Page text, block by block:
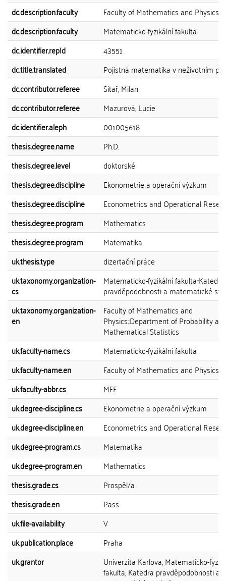
dc.description.faculty
Faculty of Mathematics and Physics
dc.description.faculty
Matematicko-fyzikální fakulta
dc.identifier.repId
43551
dc.title.translated
Pojistná matematika v neživotním
dc.contributor.referee
Sitař, Milan
dc.contributor.referee
Mazurová, Lucie
dc.identifier.aleph
001005618
thesis.degree.name
Ph.D.
thesis.degree.level
doktorské
thesis.degree.discipline
Ekonometrie a operační výzkum
thesis.degree.discipline
Econometrics and Operational
thesis.degree.program
Mathematics
thesis.degree.program
Matematika
uk.thesis.type
dizertační práce
uk.taxonomy.organization-
cs
Matematicko-fyzikální fakulta::Katedra
pravděpodobnosti a matematické
uk.taxonomy.organization-
en
Faculty of Mathematics and
Physics::Department of Probability
Mathematical Statistics
uk.faculty-name.cs
Matematicko-fyzikální fakulta
uk.faculty-name.en
Faculty of Mathematics and Physics
uk.faculty-abbr.cs
MFF
uk.degree-discipline.cs
Ekonometrie a operační výzkum
uk.degree-discipline.en
Econometrics and Operational
uk.degree-program.cs
Matematika
uk.degree-program.en
Mathematics
thesis.grade.cs
Prospěl/a
thesis.grade.en
Pass
uk.file-availability
V
uk.publication.place
Praha
uk.grantor
Univerzita Karlova, Matematicko-
fakulta, Katedra pravděpodobnosti a